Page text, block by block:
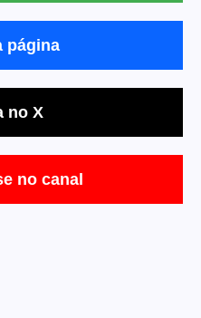
página
no X
no canal